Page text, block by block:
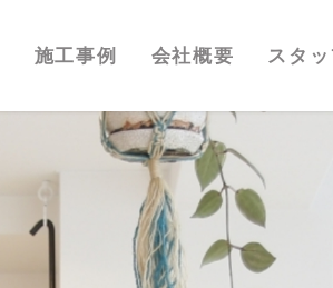
施工事例 会社概要 スタ